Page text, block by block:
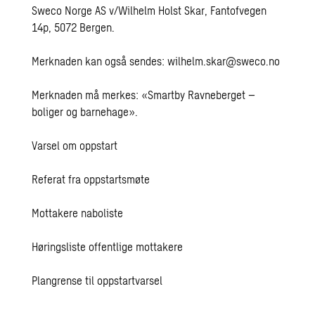
Sweco Norge AS v/Wilhelm Holst Skar, Fantofvegen
14p, 5072 Bergen.
Merknaden kan også sendes:wilhelm.skar@sweco.no
Merknaden må merkes: «Smartby Ravneberget –
boliger og barnehage».
Varsel om oppstart
Referat fra oppstartsmøte
Mottakere naboliste
Høringsliste offentlige mottakere
Plangrense til oppstartvarsel